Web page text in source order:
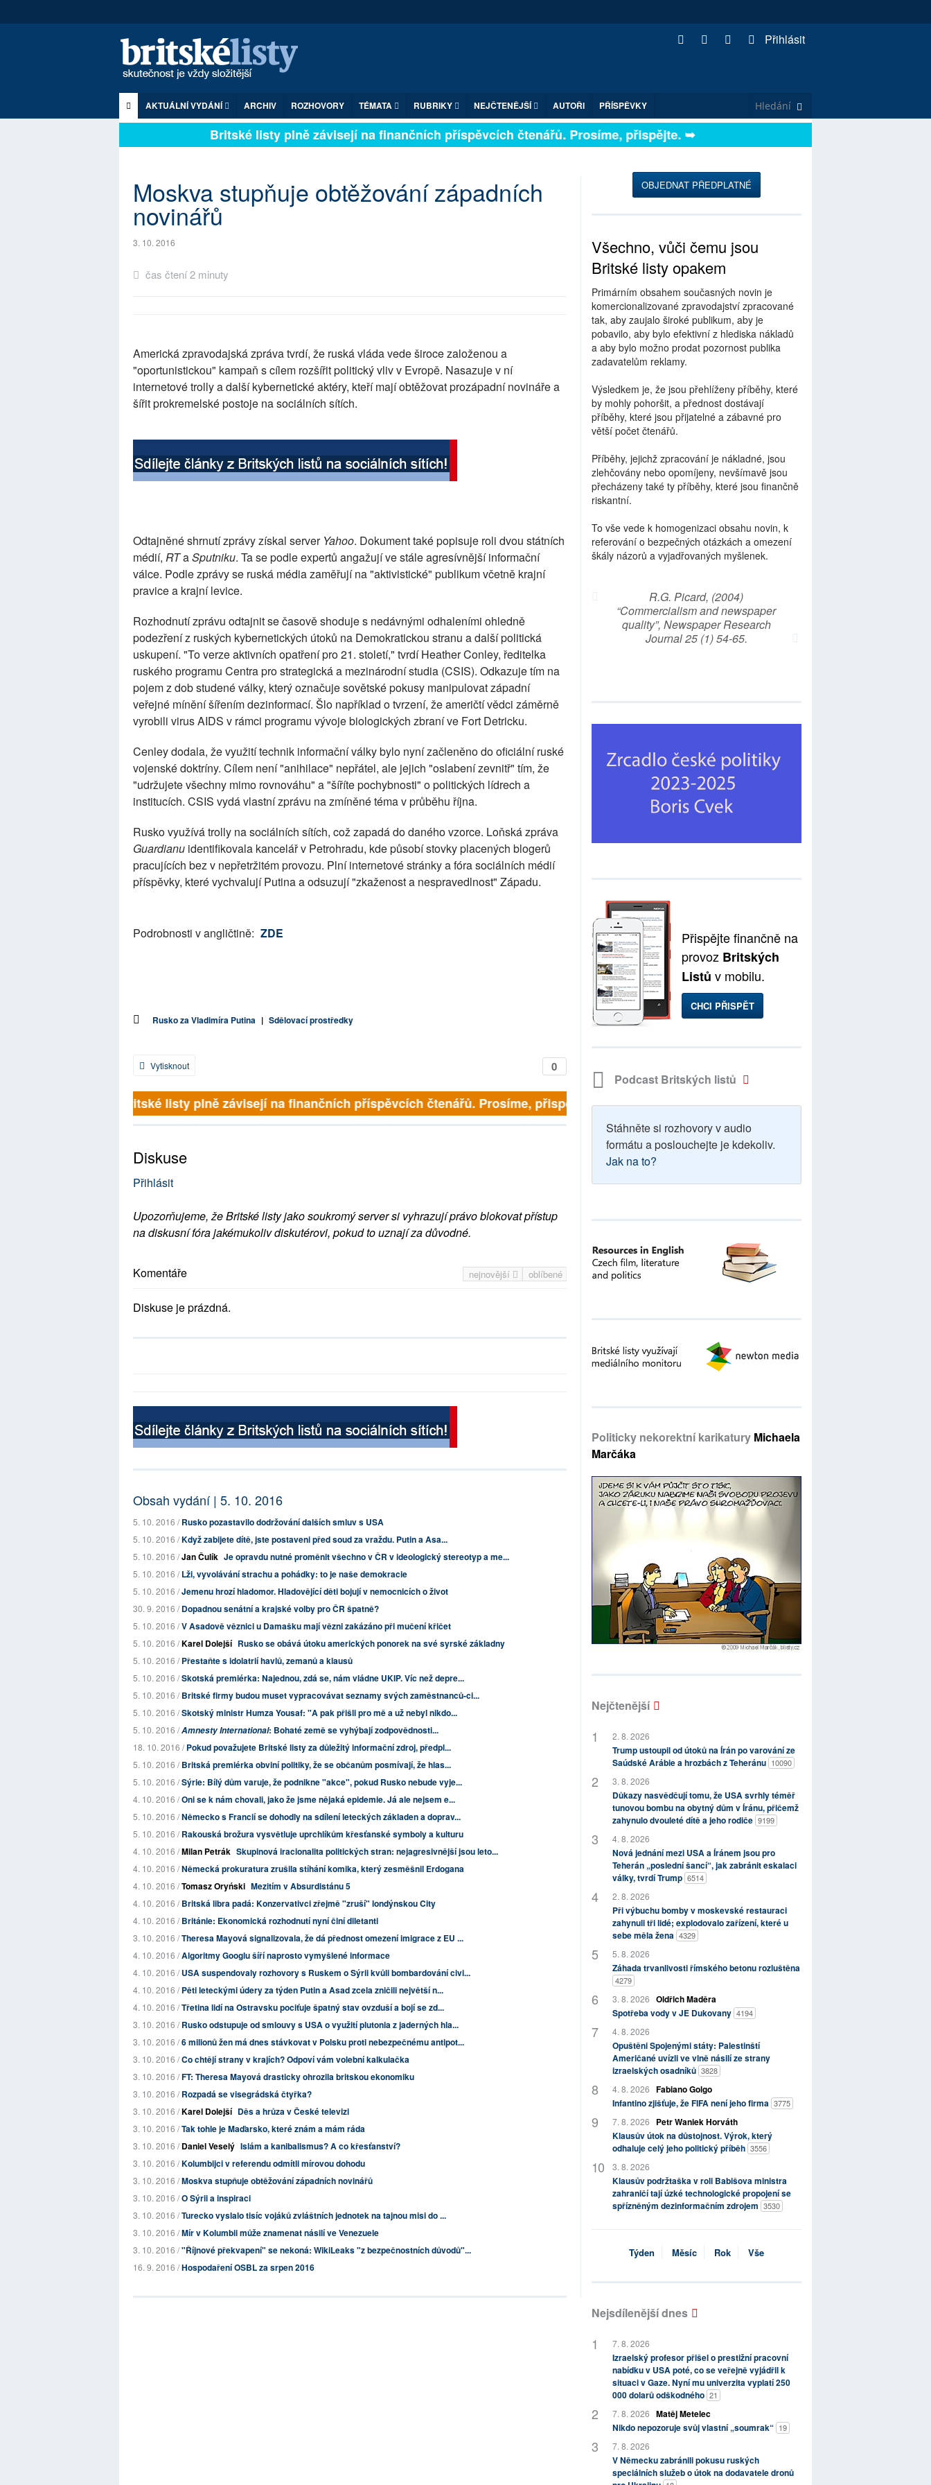
Přihlásit
AKTUÁLNÍ VYDÁNÍ ARCHIV ROZHOVORY TÉMATA RUBRIKY NEJČTENĚJŠÍ AUTOŘI PŘÍSPĚVKY
Britské listy plně závisejí na finančních příspěvcích čtenářů. Prosíme, přispějte. ➥
Moskva stupňuje obtěžování západních
novinářů
3. 10. 2016
čas čtení 2 minuty
Americká zpravodajská zpráva tvrdí, že ruská vláda vede široce založenou a
"oportunistickou" kampaň s cílem rozšířit politický vliv v Evropě. Nasazuje v ní
internetové trolly a další kybernetické aktéry, kteří mají obtěžovat prozápadní novináře a
šířit prokremelské postoje na sociálních sítích.
Odtajněné shrnutí zprávy získal server Yahoo. Dokument také popisuje roli dvou státních
médií, RTaSputniku. Ta se podle expertů angažují ve stále agresívnější informační
válce. Podle zprávy se ruská média zaměřují na "aktivistické" publikum včetně krajní
pravice a krajní levice.
Rozhodnutí zprávu odtajnit se časově shoduje s nedávnými odhaleními ohledně
podezření z ruských kybernetických útoků na Demokratickou stranu a další politická
uskupení. "To verze aktivních opatření pro 21. století," tvrdí Heather Conley, ředitelka
ruského programu Centra pro strategická a mezinárodní studia (CSIS). Odkazuje tím na
pojem z dob studené války, který označuje sovětské pokusy manipulovat západní
veřejné mínění šířením dezinformací. Šlo například o tvrzení, že američtí vědci záměrně
vyrobili virus AIDS v rámci programu vývoje biologických zbraní ve Fort Detricku.
Cenley dodala, že využití technik informační války bylo nyní začleněno do oficiální ruské
vojenské doktríny. Cílem není "anihilace" nepřátel, ale jejich "oslabení zevnitř" tím, že
"udržujete všechny mimo rovnováhu" a "šíříte pochybnosti" o politických lídrech a
institucích. CSIS vydá vlastní zprávu na zmíněné téma v průběhu října.
Rusko využívá trolly na sociálních sítích, což zapadá do daného vzorce. Loňská zpráva
Guardianu identifikovala kancelář v Petrohradu, kde působí stovky placených blogerů
pracujících bez v nepřetržitém provozu. Plní internetové stránky a fóra sociálních médií
příspěvky, které vychvalují Putina a odsuzují "zkaženost a nespravedlnost" Západu.
Podrobnosti v angličtině: ZDE
Rusko za Vladimíra Putina | Sdělovací prostředky
0
Vytisknout
Britské listy plně závisejí na finančních příspěvcích čtenářů. Prosíme, přispějte. ➥
Diskuse
Přihlásit
Upozorňujeme, že Britské listy jako soukromý server si vyhrazují právo blokovat přístup
na diskusní fóra jakémukoliv diskutérovi, pokud to uznají za důvodné.
nejnovější oblíbené
Komentáře
Diskuse je prázdná.
Obsah vydání | 5. 10. 2016
5. 10. 2016 /Rusko pozastavilo dodržování dalších smluv s USA
5. 10. 2016 /Když zabijete dítě, jste postaveni před soud za vraždu. Putin a Asa...
5. 10. 2016 /Jan Čulík Je opravdu nutné proměnit všechno v ČR v ideologický stereotyp a me...
5. 10. 2016 /Lži, vyvolávání strachu a pohádky: to je naše demokracie
5. 10. 2016 /Jemenu hrozí hladomor. Hladovějící děti bojují v nemocnicích o život
30. 9. 2016 /Dopadnou senátní a krajské volby pro ČR špatně?
5. 10. 2016 /V Asadově věznici u Damašku mají vězni zakázáno při mučení křičet
5. 10. 2016 /Karel Dolejší Rusko se obává útoku amerických ponorek na své syrské základny
5. 10. 2016 /Přestaňte s idolatrií havlů, zemanů a klausů
5. 10. 2016 /Skotská premiérka: Najednou, zdá se, nám vládne UKIP. Víc než depre...
5. 10. 2016 /Britské firmy budou muset vypracovávat seznamy svých zaměstnanců-ci...
5. 10. 2016 /Skotský ministr Humza Yousaf: "A pak přišli pro mě a už nebyl nikdo...
5. 10. 2016 /Amnesty International: Bohaté země se vyhýbají zodpovědnosti...
18. 10. 2016 /Pokud považujete Britské listy za důležitý informační zdroj, předpl...
5. 10. 2016 /Britská premiérka obviní politiky, že se občanům posmívají, že hlas...
5. 10. 2016 /Sýrie: Bílý dům varuje, že podnikne "akce", pokud Rusko nebude vyje...
4. 10. 2016 /Oni se k nám chovali, jako že jsme nějaká epidemie. Já ale nejsem e...
5. 10. 2016 /Německo s Francií se dohodly na sdílení leteckých základen a doprav...
5. 10. 2016 /Rakouská brožura vysvětluje uprchlíkům křesťanské symboly a kulturu
4. 10. 2016 /Milan Petrák Skupinová iracionalita politických stran: nejagresivnější jsou leto...
4. 10. 2016 /Německá prokuratura zrušila stíhání komika, který zesměšnil Erdogana
4. 10. 2016 /Tomasz Oryński Mezitím v Absurdistánu 5
4. 10. 2016 /Britská libra padá: Konzervativci zřejmě "zruší" londýnskou City
4. 10. 2016 /Británie: Ekonomická rozhodnutí nyní činí diletanti
3. 10. 2016 /Theresa Mayová signalizovala, že dá přednost omezení imigrace z EU ...
4. 10. 2016 /Algoritmy Googlu šíří naprosto vymyšlené informace
4. 10. 2016 /USA suspendovaly rozhovory s Ruskem o Sýrii kvůli bombardování civi...
4. 10. 2016 /Pěti leteckými údery za týden Putin a Asad zcela zničili největší n...
4. 10. 2016 /Třetina lidí na Ostravsku pociťuje špatný stav ovzduší a bojí se zd...
3. 10. 2016 /Rusko odstupuje od smlouvy s USA o využití plutonia z jaderných hla...
3. 10. 2016 /6 milionů žen má dnes stávkovat v Polsku proti nebezpečnému antipot...
3. 10. 2016 /Co chtějí strany v krajích? Odpoví vám volební kalkulačka
3. 10. 2016 /FT: Theresa Mayová drasticky ohrozila britskou ekonomiku
3. 10. 2016 /Rozpadá se visegrádská čtyřka?
3. 10. 2016 /Karel Dolejší Děs a hrůza v České televizi
3. 10. 2016 /Tak tohle je Maďarsko, které znám a mám ráda
3. 10. 2016 /Daniel Veselý Islám a kanibalismus? A co křesťanství?
3. 10. 2016 /Kolumbijci v referendu odmítli mírovou dohodu
3. 10. 2016 /Moskva stupňuje obtěžování západních novinářů
3. 10. 2016 /O Sýrii a inspiraci
3. 10. 2016 /Turecko vyslalo tisíc vojáků zvláštních jednotek na tajnou misi do ...
3. 10. 2016 /Mír v Kolumbii může znamenat násilí ve Venezuele
3. 10. 2016 /"Říjnové překvapení" se nekoná: WikiLeaks "z bezpečnostních důvodů"...
16. 9. 2016 /Hospodaření OSBL za srpen 2016
OBJEDNAT PŘEDPLATNÉ
Všechno, vůči čemu jsou
Britské listy opakem
Primárním obsahem současných novin je
komercionalizované zpravodajství zpracované
tak, aby zaujalo široké publikum, aby je
pobavilo, aby bylo efektivní z hlediska nákladů
a aby bylo možno prodat pozornost publika
zadavatelům reklamy.
Výsledkem je, že jsou přehlíženy příběhy, které
by mohly pohoršit, a přednost dostávají
příběhy, které jsou přijatelné a zábavné pro
větší počet čtenářů.
Příběhy, jejichž zpracování je nákladné, jsou
zlehčovány nebo opomíjeny, nevšímavě jsou
přecházeny také ty příběhy, které jsou finančně
riskantní.
To vše vede k homogenizaci obsahu novin, k
referování o bezpečných otázkách a omezení
škály názorů a vyjadřovaných myšlenek.
R.G. Picard, (2004)
“Commercialism and newspaper
quality”, Newspaper Research
Journal 25 (1) 54-65.
Přispějte finančně na
provoz Britských
Listů v mobilu.
CHCI PŘISPĚT
Podcast Britských listů
Stáhněte si rozhovory v audio
formátu a poslouchejte je kdekoliv.
Jak na to?
Politicky nekorektní karikatury Michaela
Marčáka
Nejčtenější
2. 8. 2026
Trump ustoupil od útoků na Írán po varování ze
Saúdské Arábie a hrozbách z Teheránu 10090
3. 8. 2026
Důkazy nasvědčují tomu, že USA svrhly téměř
tunovou bombu na obytný dům v Íránu, přičemž
zahynulo dvouleté dítě a jeho rodiče 9199
4. 8. 2026
Nová jednání mezi USA a Íránem jsou pro
Teherán „poslední šancí“, jak zabránit eskalaci
války, tvrdí Trump 6514
2. 8. 2026
Při výbuchu bomby v moskevské restauraci
zahynuli tři lidé; explodovalo zařízení, které u
sebe měla žena 4329
5. 8. 2026
Záhada trvanlivosti římského betonu rozluštěna
4279
3. 8. 2026 Oldřich Maděra
Spotřeba vody v JE Dukovany 4194
4. 8. 2026
Opuštěni Spojenými státy: Palestinští
Američané uvízli ve vlně násilí ze strany
izraelských osadníků 3828
4. 8. 2026 Fabiano Golgo
Infantino zjišťuje, že FIFA není jeho firma 3775
7. 8. 2026
Petr Waniek Horváth
Klausův útok na důstojnost. Výrok, který
odhaluje celý jeho politický příběh 3556
3. 8. 2026
Klausův podržtaška v roli Babišova ministra
zahraničí tají úzké technologické propojení se
spřízněným dezinformačním zdrojem 3530
Týden Měsíc Rok Vše
Nejsdílenější dnes
7. 8. 2026
Izraelský profesor přišel o prestižní pracovní
nabídku v USA poté, co se veřejně vyjádřil k
situaci v Gaze. Nyní mu univerzita vyplatí 250
000 dolarů odškodného 21
7. 8. 2026 Matěj Metelec
Nikdo nepozoruje svůj vlastní „soumrak“ 19
7. 8. 2026
V Německu zabránili pokusu ruských
speciálních služeb o útok na dodavatele dronů